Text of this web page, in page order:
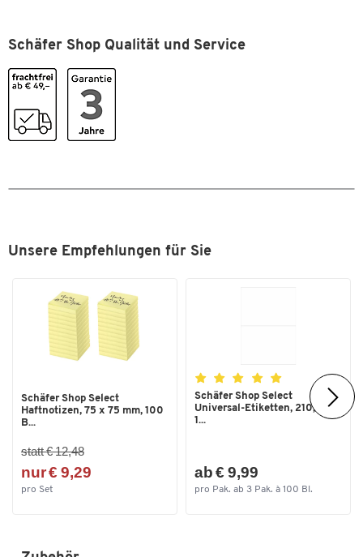
Schäfer Shop Qualität und Service
Unsere Empfehlungen für Sie
Schäfer Shop Select
Haftnotizen, 75 x 75 mm, 100
B...
statt € 12,48
nur € 9,29
pro Set
Schäfer Shop Select
Universal-Etiketten, 210,0 x
1...
ab € 9,99
pro Pak. ab 3 Pak. à 100 Bl.